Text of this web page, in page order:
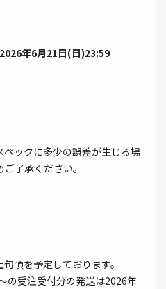
年6月21日(日)23:59
ペックに多少の誤差が生じる場
了承ください。
頃を予定しております。
の受注受付分の発送は2026年